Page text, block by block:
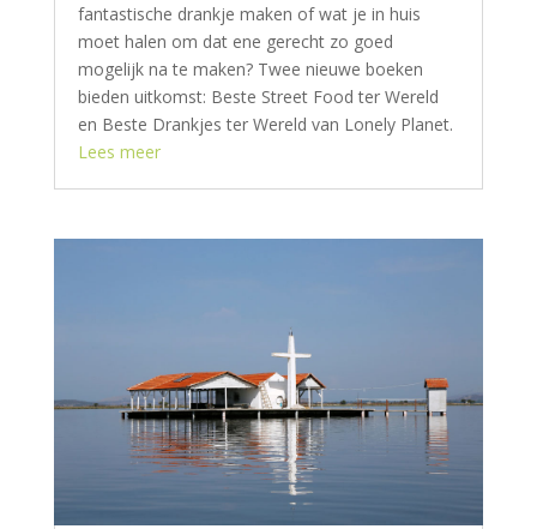
fantastische drankje maken of wat je in huis
moet halen om dat ene gerecht zo goed
mogelijk na te maken? Twee nieuwe boeken
bieden uitkomst: Beste Street Food ter Wereld
en Beste Drankjes ter Wereld van Lonely Planet.
Lees meer